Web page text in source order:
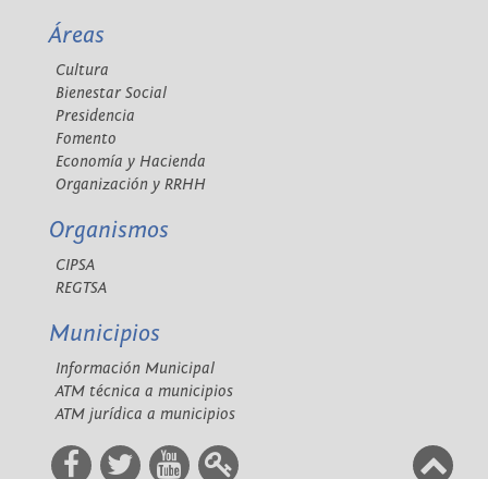
Áreas
Cultura
Bienestar Social
Presidencia
Fomento
Economía y Hacienda
Organización y RRHH
Organismos
CIPSA
REGTSA
Municipios
Información Municipal
ATM técnica a municipios
ATM jurídica a municipios